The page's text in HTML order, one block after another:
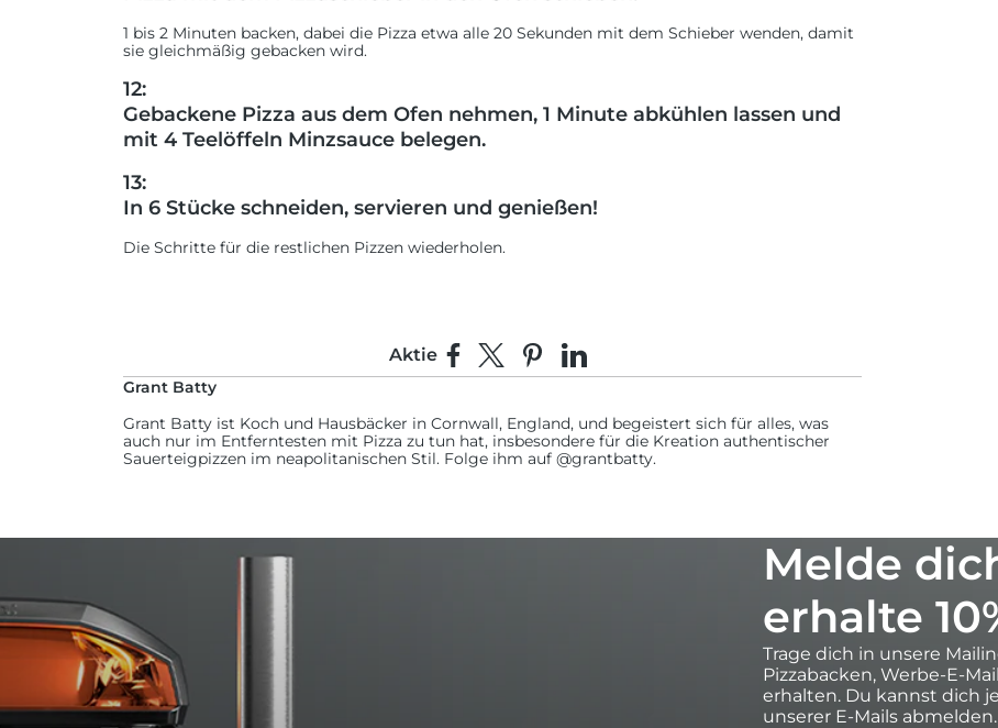
1 bis 2 Minuten backen, dabei die Pizza etwa alle 20 Sekunden mit dem Schieber wenden, damit
sie gleichmäßig gebacken wird.
12:
Gebackene Pizza aus dem Ofen nehmen, 1 Minute abkühlen lassen und
mit 4 Teelöffeln Minzsauce belegen.
13:
In 6 Stücke schneiden, servieren und genießen!
Die Schritte für die restlichen Pizzen wiederholen.
Aktie Auf Facebook teilen
Teilen auf X
Auf Pinterest pinnen
Auf LinkedIn teilen
Grant Batty
Grant Batty ist Koch und Hausbäcker in Cornwall, England, und begeistert sich für alles, was
auch nur im Entferntesten mit Pizza zu tun hat, insbesondere für die Kreation authentischer
Sauerteigpizzen im neapolitanischen Stil. Folge ihm auf @grantbatty.
Melde
erhalte
Trage dich in unsere
Pizzabacken, Werbe-E-
erhalten. Du kannst dich
unserer E-Mails abmelden.